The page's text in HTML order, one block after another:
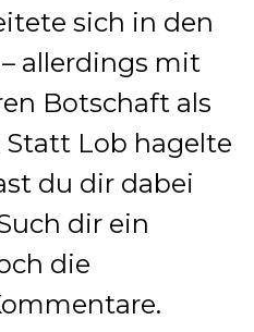
sich in den
allerdings mit
Botschaft als
Lob hagelte
du dir dabei
dir ein
die